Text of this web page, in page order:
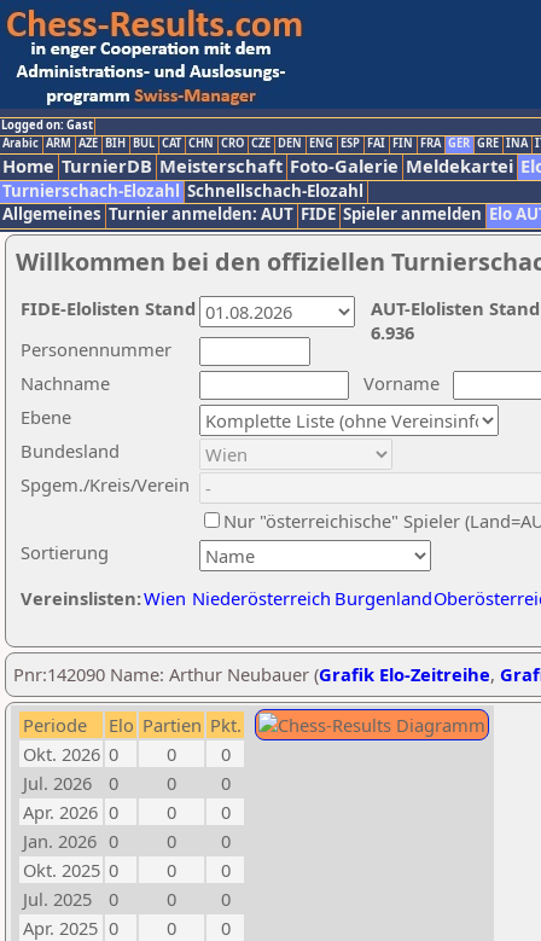
Logged on: Gast
Arabic ARM AZE BIH BUL CAT CHN CRO CZE DEN ENG ESP FAI FIN FRA GER GRE INA
Home TurnierDB Meisterschaft Foto-Galerie Meldekartei
Turnierschach-Elozahl Schnellschach-Elozahl
Allgemeines Turnier anmelden: AUT FIDE Spieler anmelden Elo
Willkommen bei den offiziellen
Nachname
Vorname
Ebene
Sortierung
Personennummer
Bundesland
Spgem./Kreis/Verein
Nur "österreichische" Spieler
Vereinslisten:Wien Niederösterreich Burgenland
AUT-Elolisten
6.936
FIDE-Elolisten Stand
Pnr:142090 Name: Arthur Neubauer (Grafik Elo-Zeitreihe,
Periode Elo Partien Pkt.
Okt. 2026 0 0
0
Jul. 2026
0 0
0
Apr. 2026 0 0
0
Jan. 2026 0 0
0
Okt. 2025 0 0
0
Jul. 2025
0 0
0
Apr. 2025 0 0
0